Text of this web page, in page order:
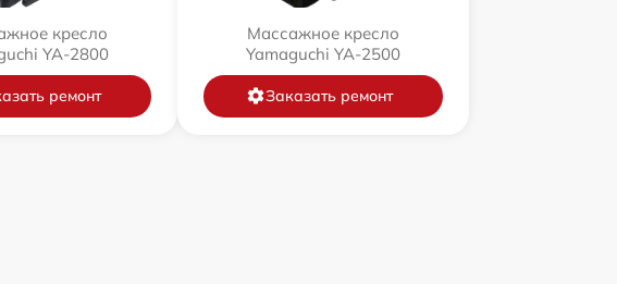
кресло
YA-2800
ремонт
Массажное кресло
Yamaguchi YA-2500
Заказать ремонт